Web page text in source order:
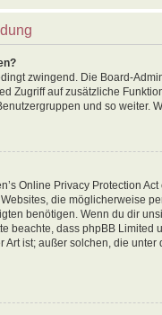
zwingend. Die Board-
Zugriff auf zusätzliche
und so weiter.
Online Privacy Protection
die möglicherweise
benötigen. Wenn du dir
beachte, dass phpBB
ist; außer solchen, die